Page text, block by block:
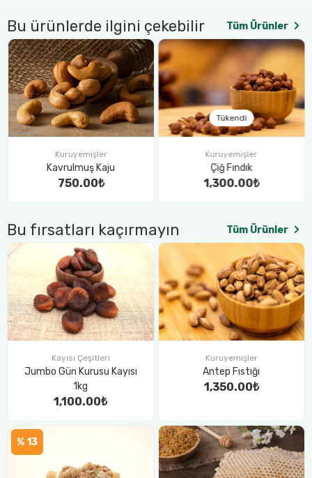
Bu ürünlerde ilgini çekebilir Tüm Ürünler
Tükendi
Kuruyemişler
Çiğ Fındık
1,300.00₺
Kuruyemişler
Tuzlu Leblebi
250.00₺
Bu fırsatları kaçırmayın Tüm Ürünler
Kayısı Çeşitleri
Jumbo Gün Kurusu Kayısı
1kg
1,100.00₺
Kuruyemişler
Antep Fıstığı
1,350.00₺
% 13